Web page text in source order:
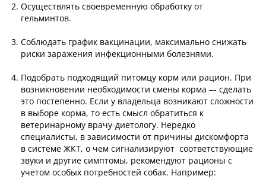
Осуществлять своевременную обработку от
гельминтов.
Соблюдать график вакцинации, максимально снижать
риски заражения инфекционными болезнями.
Подобрать подходящий питомцу корм или рацион. При
возникновении необходимости смены корма –- сделать
это постепенно. Если у владельца возникают сложности
в выборе корма, то есть смысл обратиться к
ветеринарному врачу-диетологу. Нередко
специалисты, в зависимости от причины дискомфорта
в системе ЖКТ, о чем сигнализируют соответствующие
звуки и другие симптомы, рекомендуют рационы с
учетом особых потребностей собак. Например: